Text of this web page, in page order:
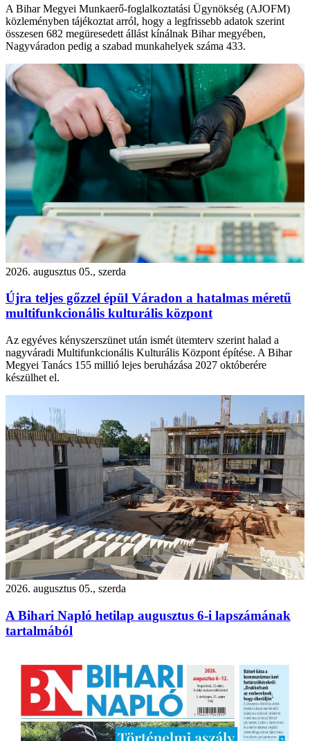
A Bihar Megyei Munkaerő-foglalkoztatási Ügynökség (AJOFM)
közleményben tájékoztat arról, hogy a legfrissebb adatok szerint
összesen 682 megüresedett állást kínálnak Bihar megyében,
Nagyváradon pedig a szabad munkahelyek száma 433.
2026. augusztus 05., szerda
Újra teljes gőzzel épül Váradon a hatalmas méretű
multifunkcionális kulturális központ
Az egyéves kényszerszünet után ismét ütemterv szerint halad a
nagyváradi Multifunkcionális Kulturális Központ építése. A Bihar
Megyei Tanács 155 millió lejes beruházása 2027 októberére
készülhet el.
2026. augusztus 05., szerda
A Bihari Napló hetilap augusztus 6-i lapszámának
tartalmából